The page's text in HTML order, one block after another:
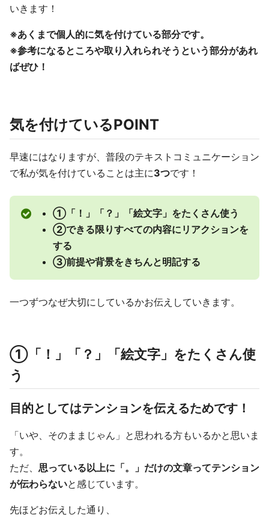
いきます！
※あくまで個人的に気を付けている部分です。
※参考になるところや取り入れられそうという部分があれ
ばぜひ！
気を付けているPOINT
早速にはなりますが、普段のテキストコミュニケーション
で私が気を付けていることは主に3つです！
➀「！」「？」「絵文字」をたくさん使う
➁できる限りすべての内容にリアクションを
する
③前提や背景をきちんと明記する
一つずつなぜ大切にしているかお伝えしていきます。
➀「！」「？」「絵文字」をたくさん使
う
目的としてはテンションを伝えるためです！
「いや、そのままじゃん」と思われる方もいるかと思いま
す。
ただ、 思っている以上に「。」だけの文章ってテンション
が伝わらないと感じています。
先ほどお伝えした通り、